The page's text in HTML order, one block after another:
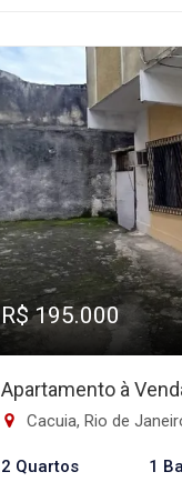
R$ 195.000
Apartamento à
Cacuia, Rio de
2 Quartos 1